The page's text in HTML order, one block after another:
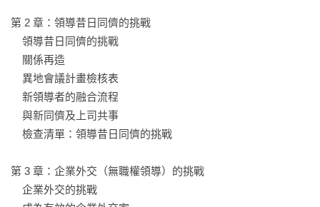
以業務系統分析（外部環境、內部環境、業務策略、組織架
構）和3D業務策略模型快速診斷現狀、重設使命和目標，並正
確組織資源。
7.    調整重組的挑戰：以管家式領導風格，創造緊迫感
以關鍵數據、引入客戶、供應商聲音，讓大家看到問題所在；
透過改變衡量指標、對齊激勵措施來改變關鍵多數人的態度與
8.    STARS組合的挑戰：採用相應的領導方式，各個擊破不同
第 2 章：領導昔日同儕的挑戰
第 3 章：企業外交（無職權領導）的挑戰